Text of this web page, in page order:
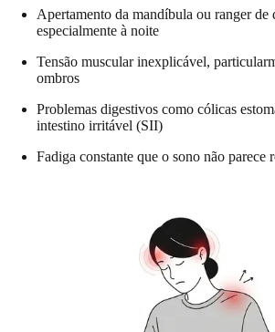
Apertamento da mandíbula ou ranger de
especialmente à noite
Tensão muscular inexplicável,
ombros
Problemas digestivos como cólicas
intestino irritável (SII)
Fadiga constante que o sono não parece